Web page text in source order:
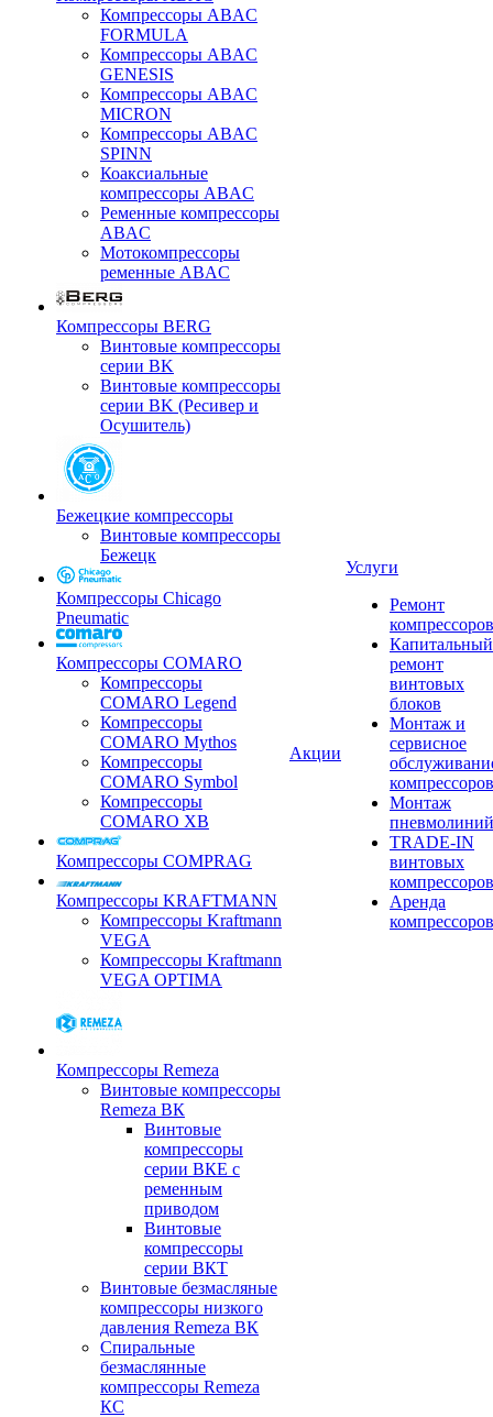
Компрессоры ABAC
FORMULA
Компрессоры ABAC
GENESIS
Компрессоры ABAC
MICRON
Компрессоры ABAC
SPINN
Коаксиальные
компрессоры ABAC
Ременные компрессоры
ABAC
Мотокомпрессоры
ременные ABAC
Компрессоры BERG
Винтовые компрессоры
серии BK
Винтовые компрессоры
серии BK (Ресивер и
Осушитель)
Бежецкие компрессоры
Винтовые компрессоры
Бежецк
Компрессоры Chicago
Pneumatic
Компрессоры COMARO
Компрессоры
COMARO Legend
Компрессоры
COMARO Mythos
Компрессоры
COMARO Symbol
Компрессоры
COMARO XB
Компрессоры COMPRAG
Компрессоры KRAFTMANN
Компрессоры Kraftmann
VEGA
Компрессоры Kraftmann
VEGA OPTIMA
Компрессоры Remeza
Винтовые компрессоры
Remeza ВК
Винтовые
компрессоры
серии ВКЕ с
ременным
приводом
Винтовые
компрессоры
серии ВКТ
Винтовые безмасляные
компрессоры низкого
давления Remeza ВК
Спиральные
безмаслянные
компрессоры Remeza
КС
Акции
Услуги
Ремонт
компрессоров
Капитальный
ремонт
винтовых
блоков
Монтаж и
сервисное
компрессоров
Монтаж
пневмолиний
TRADE-IN
винтовых
компрессоров
Аренда
компрессоров